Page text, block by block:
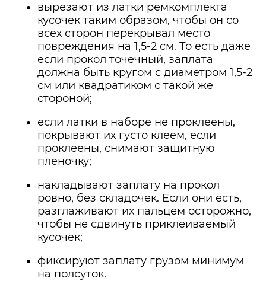
вырезают из латки ремкомплекта
кусочек таким образом, чтобы он со
всех сторон перекрывал место
повреждения на 1,5-2 см. То есть даже
если прокол точечный, заплата
должна быть кругом с диаметром 1,5-2
см или квадратиком с такой же
стороной;
если латки в наборе не проклеены,
покрывают их густо клеем, если
проклеены, снимают защитную
пленочку;
накладывают заплату на прокол
ровно, без складочек. Если они есть,
разглаживают их пальцем осторожно,
чтобы не сдвинуть приклеиваемый
кусочек;
фиксируют заплату грузом минимум
на полсуток.